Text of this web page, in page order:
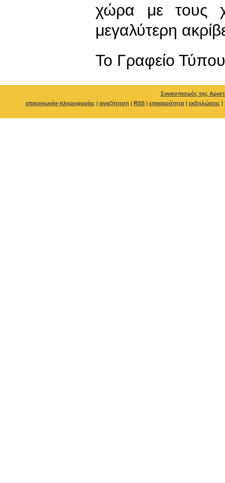
χώρα με τους
μεγαλύτερη
To Γραφείο Τύπου
Συνασπισμός της
επικοινωνία-πληροφορίες | αναζήτηση | RSS | επικαιρότητα | εκδηλώσεις |